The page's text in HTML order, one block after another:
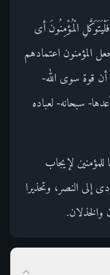
الْمُؤْمِنُونَ أى
المؤمنون اعتمادهم
أن قوة سوى الله-
سبحانه- لعباده
لإيجاب
إلى النصر، وتحذيرا
والخذلان.